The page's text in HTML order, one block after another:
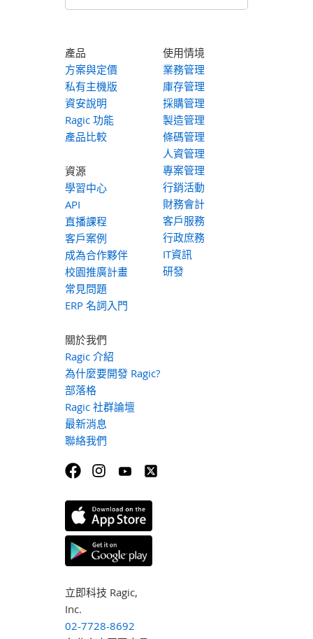
產品
方案與定價
私有主機版
資安說明
Ragic 功能
產品比較
資源
學習中心
API
直播課程
客戶案例
成為合作夥伴
校園推廣計畫
常見問題
ERP 名詞入門
使用情境
業務管理
庫存管理
採購管理
製造管理
條碼管理
人資管理
專案管理
行銷活動
財務會計
客戶服務
行政庶務
IT資訊
研發
關於我們
Ragic 介紹
為什麼要開發 Ragic?
部落格
Ragic 社群論壇
最新消息
聯絡我們
立即科技 Ragic,
Inc.
02-7728-8692